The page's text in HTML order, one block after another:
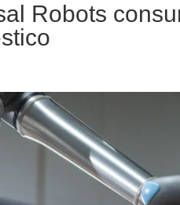
Robots